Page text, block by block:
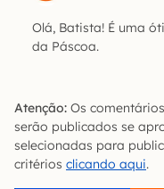
Olá, Batista! É uma
da Páscoa.
Atenção: Os
serão publicados se
selecionadas para
critérios clicando aqui.